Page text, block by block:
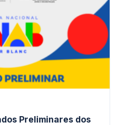
Preliminares dos